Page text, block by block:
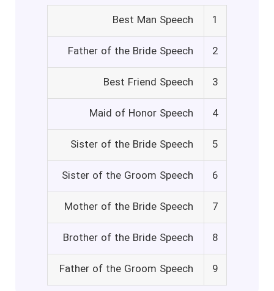
1
Best Man Speech
2
Father of the Bride Speech
3
Best Friend Speech
4
Maid of Honor Speech
5
Sister of the Bride Speech
6
Sister of the Groom Speech
7
Mother of the Bride Speech
8
Brother of the Bride Speech
9
Father of the Groom Speech